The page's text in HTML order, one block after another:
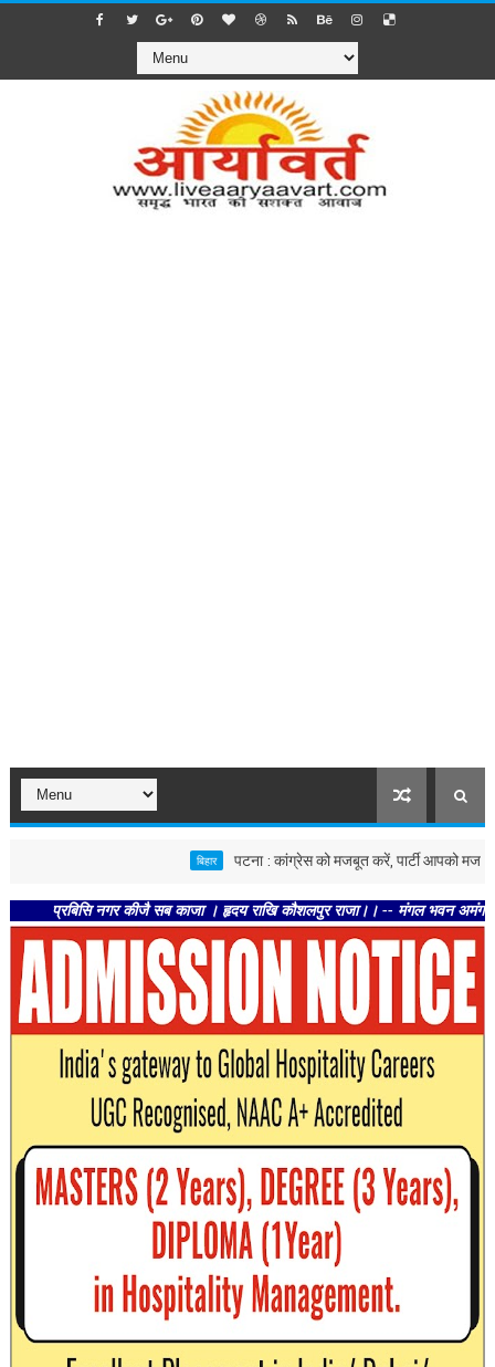
पटना : कांग्रेस को मजबूत करें, पार्टी आपको मजबूत करेगी :
नगर कीजै सब काजा । हृदय राखि कौशलपुर राजा।। -- मंगल भवन अमंगल हारी।